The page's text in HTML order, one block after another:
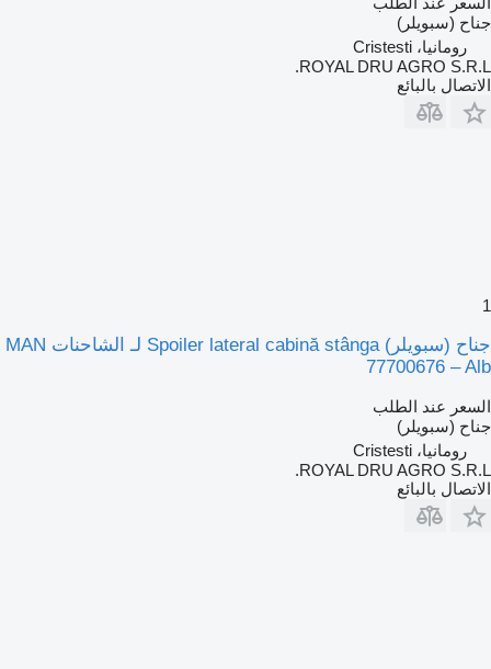
جناح (سبويلر)
رومانيا، Cristesti
ROYAL DRU AGRO S.R.L.
الاتصال بالبائع
1
جناح (سبويلر) Spoiler lateral cabină stânga لـ الشاحنات MAN
77700676 – Alb
السعر عند الطلب
جناح (سبويلر)
رومانيا، Cristesti
ROYAL DRU AGRO S.R.L.
الاتصال بالبائع